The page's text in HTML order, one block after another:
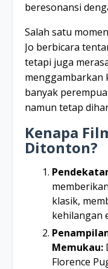
beresonansi
Salah satu
Jo berbicara
tetapi juga
menggambarkan
banyak
namun tetap
Kenapa
Ditonton?
klasik,
kehilangan
Memukau:
Florence